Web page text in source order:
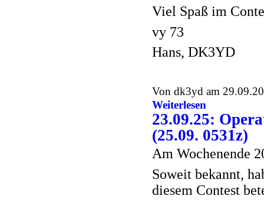
Viel Spaß im
vy 73
Hans, DK3YD
Von dk3yd am
Weiterlesen
23.09.25:
(25.09. 0531z)
Am Wochenende
Soweit bekannt,
diesem Contest